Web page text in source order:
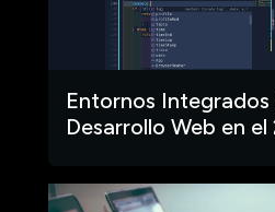
Entornos Integrados
Desarrollo Web en